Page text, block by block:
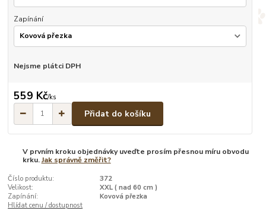
Zapínání
Nejsme plátci DPH
559 Kč/ks
Přidat do košíku
V prvním kroku objednávky uveďte prosím přesnou míru obvodu
krku.Jak správně změřit?
Číslo produktu:
372
Velikost:
XXL ( nad 60 cm )
Zapínání:
Kovová přezka
Hlídat cenu / dostupnost